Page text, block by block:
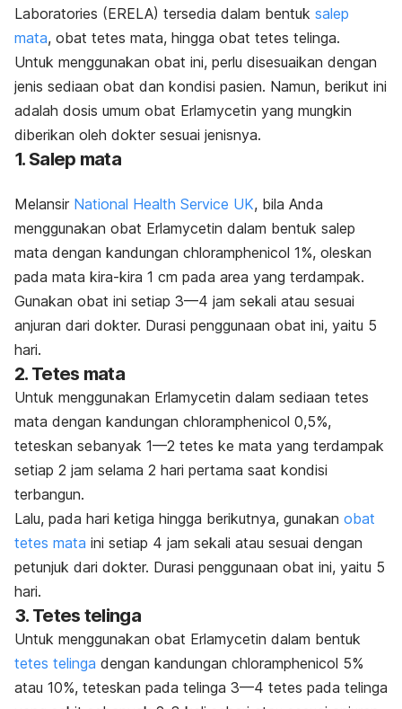
Laboratories (ERELA) tersedia dalam bentuk salep
mata, obat tetes mata, hingga obat tetes telinga.
Untuk menggunakan obat ini, perlu disesuaikan dengan
jenis sediaan obat dan kondisi pasien. Namun, berikut ini
adalah dosis umum obat Erlamycetin yang mungkin
diberikan oleh dokter sesuai jenisnya.
1. Salep mata
Melansir National Health Service UK, bila Anda
menggunakan obat Erlamycetin dalam bentuk salep
mata dengan kandungan chloramphenicol 1%, oleskan
pada mata kira-kira 1 cm pada area yang terdampak.
Gunakan obat ini setiap 3—4 jam sekali atau sesuai
anjuran dari dokter. Durasi penggunaan obat ini, yaitu 5
hari.
2. Tetes mata
Untuk menggunakan Erlamycetin dalam sediaan tetes
mata dengan kandungan chloramphenicol 0,5%,
teteskan sebanyak 1—2 tetes ke mata yang terdampak
setiap 2 jam selama 2 hari pertama saat kondisi
terbangun.
Lalu, pada hari ketiga hingga berikutnya, gunakan obat
tetes mata ini setiap 4 jam sekali atau sesuai dengan
petunjuk dari dokter. Durasi penggunaan obat ini, yaitu 5
hari.
3. Tetes telinga
Untuk menggunakan obat Erlamycetin dalam bentuk
tetes telinga dengan kandungan chloramphenicol 5%
atau 10%, teteskan pada telinga 3—4 tetes pada telinga